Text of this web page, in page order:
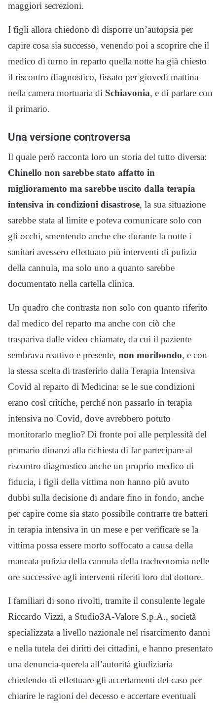
maggiori secrezioni.
I figli allora chiedono di disporre un’autopsia per
capire cosa sia successo, venendo poi a scoprire che il
medico di turno in reparto quella notte ha già chiesto
il riscontro diagnostico, fissato per giovedì mattina
nella camera mortuaria di Schiavonia, e di parlare con
il primario.
Una versione controversa
Il quale però racconta loro un storia del tutto diversa:
Chinello non sarebbe stato affatto in
miglioramento ma sarebbe uscito dalla terapia
intensiva in condizioni disastrose, la sua situazione
sarebbe stata al limite e poteva comunicare solo con
gli occhi, smentendo anche che durante la notte i
sanitari avessero effettuato più interventi di pulizia
della cannula, ma solo uno a quanto sarebbe
documentato nella cartella clinica.
Un quadro che contrasta non solo con quanto riferito
dal medico del reparto ma anche con ciò che
traspariva dalle video chiamate, da cui il paziente
sembrava reattivo e presente, non moribondo, e con
la stessa scelta di trasferirlo dalla Terapia Intensiva
Covid al reparto di Medicina: se le sue condizioni
erano così critiche, perché non passarlo in terapia
intensiva no Covid, dove avrebbero potuto
monitorarlo meglio? Di fronte poi alle perplessità del
primario dinanzi alla richiesta di far partecipare al
riscontro diagnostico anche un proprio medico di
fiducia, i figli della vittima non hanno più avuto
dubbi sulla decisione di andare fino in fondo, anche
per capire come sia stato possibile contrarre tre batteri
in terapia intensiva in un mese e per verificare se la
vittima possa essere morto soffocato a causa della
mancata pulizia della cannula della tracheotomia nelle
ore successive agli interventi riferiti loro dal dottore.
I familiari di sono rivolti, tramite il consulente legale
Riccardo Vizzi, a Studio3A-Valore S.p.A., società
specializzata a livello nazionale nel risarcimento danni
e nella tutela dei diritti dei cittadini, e hanno presentato
una denuncia-querela all’autorità giudiziaria
chiedendo di effettuare gli accertamenti del caso per
chiarire le ragioni del decesso e accertare eventuali